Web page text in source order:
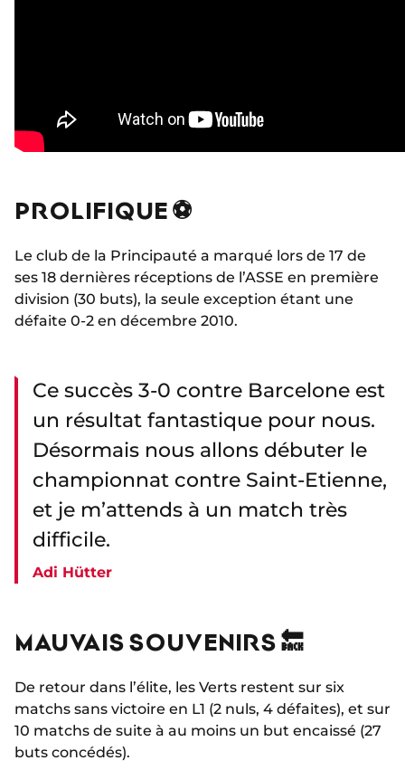
PROLIFIQUE ⚽
Le club de la Principauté a marqué lors de 17 de
ses 18 dernières réceptions de l’ASSE en première
division (30 buts), la seule exception étant une
défaite 0-2 en décembre 2010.
Ce succès 3-0 contre Barcelone est
un résultat fantastique pour nous.
Désormais nous allons débuter le
championnat contre Saint-Etienne,
et je m’attends à un match très
difficile.
Adi Hütter
MAUVAIS SOUVENIRS 🔙
De retour dans l’élite, les Verts restent sur six
matchs sans victoire en L1 (2 nuls, 4 défaites), et sur
10 matchs de suite à au moins un but encaissé (27
buts concédés).